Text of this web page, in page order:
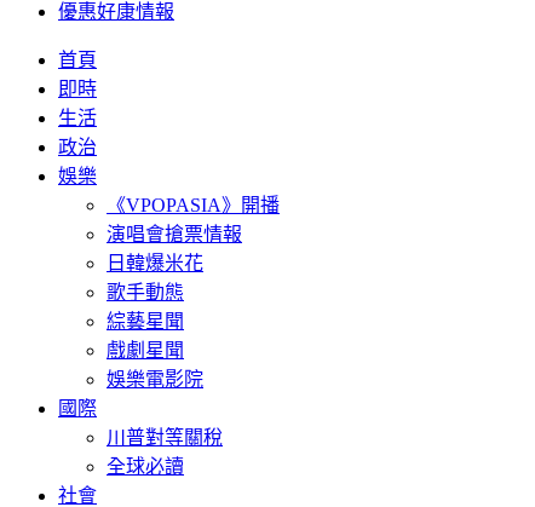
優惠好康情報
首頁
即時
生活
政治
娛樂
《VPOPASIA》開播
演唱會搶票情報
日韓爆米花
歌手動態
綜藝星聞
戲劇星聞
娛樂電影院
國際
川普對等關稅
全球必讀
社會